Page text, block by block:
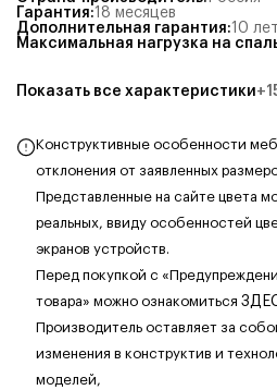
Гарантия:18 месяцев
Дополнительная гарантия:10
Максимальная нагрузка на
Показать все характеристики+
Конструктивные особенности
отклонения от заявленных
Представленные на сайте цвета
реальных, ввиду особенностей
экранов устройств.
Перед покупкой с
товара» можно ознакомиться
Производитель оставляет за
изменения в конструктив и
моделей,